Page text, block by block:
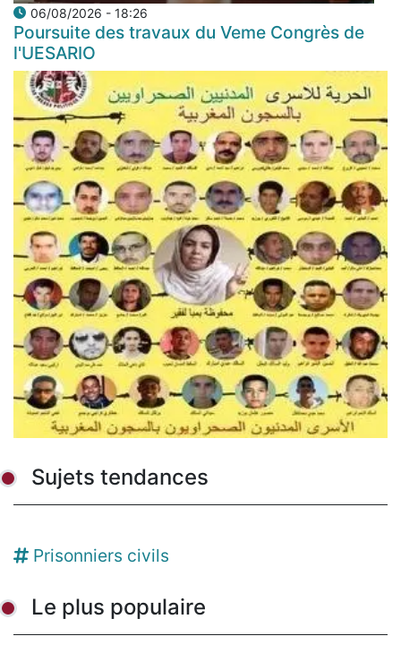
06/08/2026 - 18:26
Poursuite des travaux du Veme Congrès de
l'UESARIO
Sujets tendances
Prisonniers civils
Le plus populaire